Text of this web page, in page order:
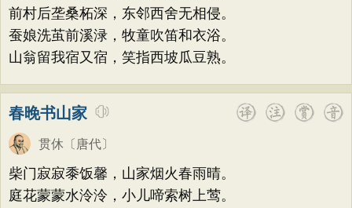
前村后垄桑柘深，东邻西舍无相侵。
蚕娘洗茧前溪渌，牧童吹笛和衣浴。
山翁留我宿又宿，笑指西坡瓜豆熟。
春晚书山家
贯休 〔唐代〕
柴门寂寂黍饭馨，山家烟火春雨晴。
庭花蒙蒙水泠泠，小儿啼索树上莺。